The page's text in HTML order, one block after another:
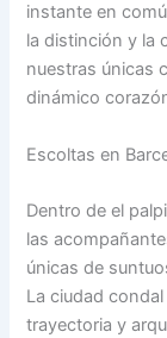
instante en
la distinción y la
nuestras únicas
dinámico
Escoltas en
Dentro de el
las
únicas de
La ciudad
trayectoria y